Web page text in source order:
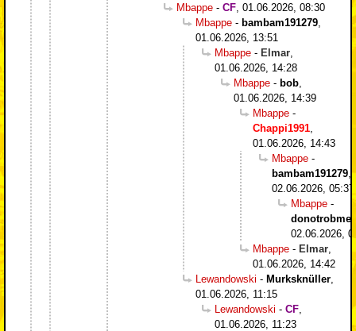
Mbappe - CF 01.06.2026, 08:30
Mbappe - bambam191279
01.06.2026, 13:51
Mbappe - Elmar
01.06.2026, 14:28
Mbappe - bob
01.06.2026, 14:39
Mbappe -
Chappi1991
01.06.2026, 14:43
Mbappe -
bambam191279
02.06.2026, 05:37
Mbappe -
donotrobme
02.06.2026,
Mbappe - Elmar
01.06.2026, 14:42
Lewandowski - Murksknüller
01.06.2026, 11:15
Lewandowski - CF
01.06.2026, 11:23